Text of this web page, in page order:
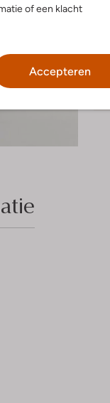
of een klacht
Accepteren